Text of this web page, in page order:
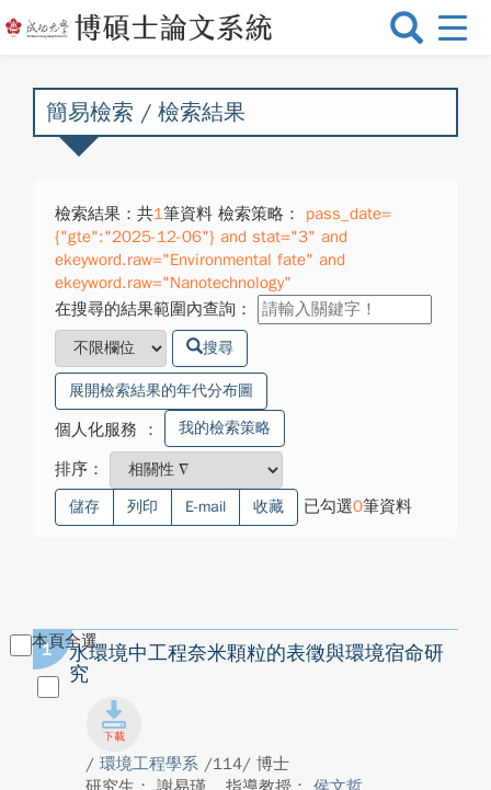
選
換
簡易檢索 / 檢索結果
檢索結果：共1筆資料 檢索策略：
pass_date=
{"gte":"2025-12-06"} and stat="3" and
ekeyword.raw="Environmental fate" and
ekeyword.raw="Nanotechnology"
在搜尋的結果範圍內查詢：
搜尋
展開檢索結果的年代分布圖
個人化服務 ： 我的檢索策略
排序：
儲存 列印 E-mail 收藏 已勾選0筆資料
本頁全選
1
水環境中工程奈米顆粒的表徵與環境宿命研
究
/ 環境工程學系 /114/ 博士